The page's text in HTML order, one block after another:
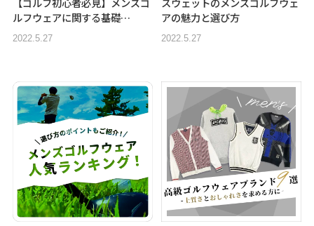
ルフウェアに関する基礎…
2022.5.27
アの魅力と選び方
2022.5.27